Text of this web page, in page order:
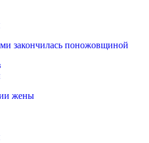
закончилась поножовщиной
жены